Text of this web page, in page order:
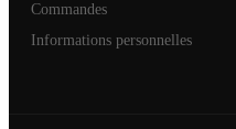
Commandes
Informations personnelles